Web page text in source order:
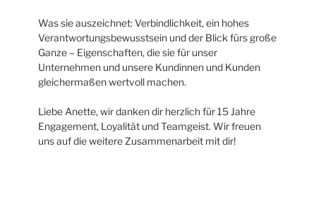
Was sie auszeichnet: Verbindlichkeit, ein hohes
Verantwortungsbewusstsein und der Blick fürs große
Ganze – Eigenschaften, die sie für unser
Unternehmen und unsere Kundinnen und Kunden
gleichermaßen wertvoll machen.
Liebe Anette, wir danken dir herzlich für 15 Jahre
Engagement, Loyalität und Teamgeist. Wir freuen
uns auf die weitere Zusammenarbeit mit dir!